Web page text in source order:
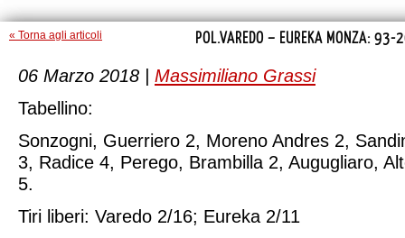
« Torna agli articoli POL.VAREDO – EUREKA MONZA: 93-
06 Marzo 2018 | Massimiliano Grassi
Tabellino:
Sonzogni, Guerriero 2, Moreno Andres 2,
3, Radice 4, Perego, Brambilla 2, Augugliaro,
5.
Tiri liberi: Varedo 2/16; Eureka 2/11